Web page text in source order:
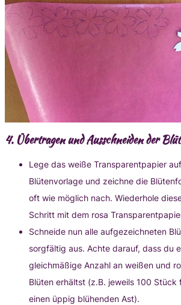
4. Übertragen und Ausschneiden der
Lege das weiße Transparentpapier
Blütenvorlage und zeichne die
oft wie möglich nach. Wiederhole
Schritt mit dem rosa
Schneide nun alle aufgezeichneten
sorgfältig aus. Achte darauf, dass du
gleichmäßige Anzahl an weißen und
Blüten erhältst (z.B. jeweils 100 Stück
einen üppig blühenden Ast).